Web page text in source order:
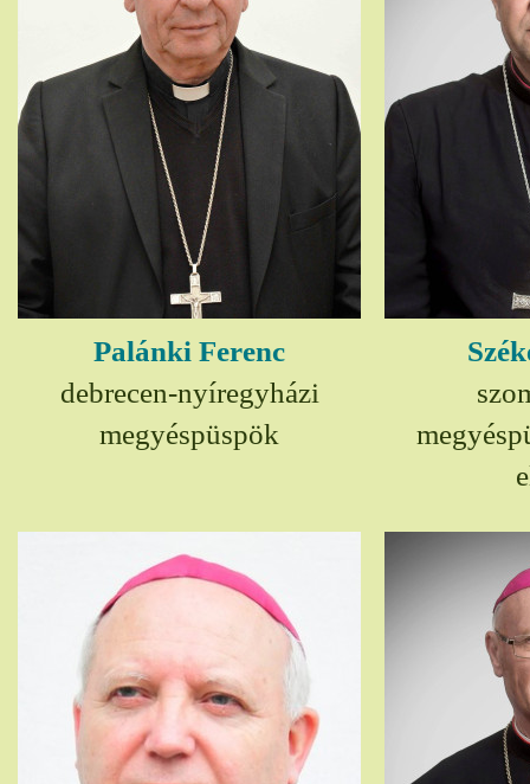
Palánki Ferenc
debrecen-nyíregyházi
megyéspüspök